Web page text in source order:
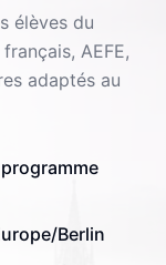
élèves du
AEFE,
adaptés au
Berlin